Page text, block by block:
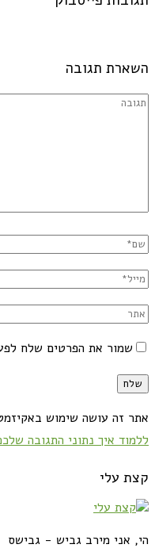
השארת תגובה
שמור את הפרטים שלח
אתר זה עושה שימוש
ללמוד איך נתוני התגובה
קצת עלי
הי, אני מירב גביש - גבישס